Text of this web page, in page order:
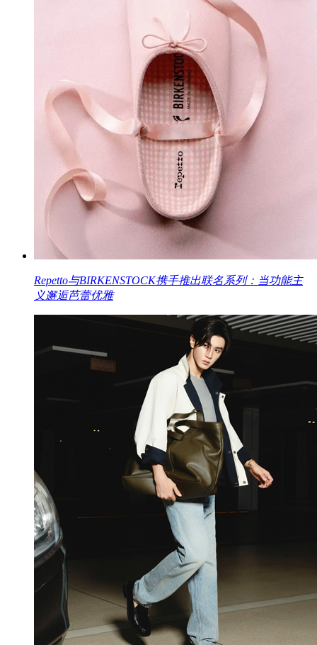
Repetto与BIRKENSTOCK携手推出联名系列：当功能主
义邂逅芭蕾优雅